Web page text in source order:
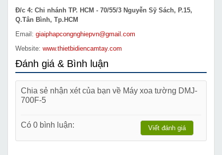
Đ/c 4: Chi nhánh TP. HCM - 70/55/3 Nguyễn Sỹ Sách, P.15,
Q.Tân Bình, Tp.HCM
Email: giaiphapcongnghiepvn@gmail.com
Website: www.thietbidiencamtay.com
Đánh giá & Bình luận
Chia sẻ nhận xét của bạn về Máy xoa tường DMJ-
700F-5
Có 0 bình luận: Viết đánh giá